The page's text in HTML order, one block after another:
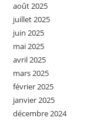
août 2025
juillet 2025
juin 2025
mai 2025
avril 2025
mars 2025
février 2025
janvier 2025
décembre 2024